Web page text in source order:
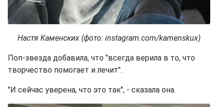
Настя Каменских (фото: instagram.com/kamenskux)
Поп-звезда добавила, что "всегда верила в то, что
творчество помогает и лечит".
"И сейчас уверена, что это так", - сказала она.